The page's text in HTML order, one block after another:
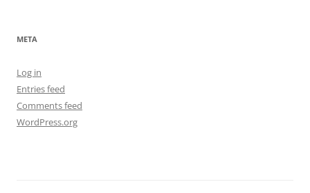
META
Log in
Entries feed
Comments feed
WordPress.org